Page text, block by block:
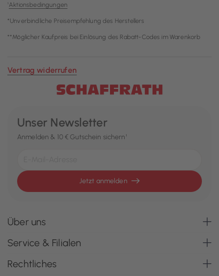
¹Aktionsbedingungen
*Unverbindliche Preisempfehlung des Herstellers
**Möglicher Kaufpreis bei Einlösung des Rabatt-Codes im Warenkorb
Vertrag widerrufen
Unser Newsletter
Anmelden & 10 € Gutschein sichern¹
Jetzt anmelden
Über uns
Service & Filialen
Rechtliches